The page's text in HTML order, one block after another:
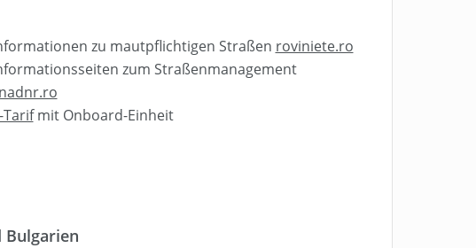
zu mautpflichtigen Straßen roviniete.ro
zum Straßenmanagement
Tarifmit Onboard-Einheit
Bulgarien